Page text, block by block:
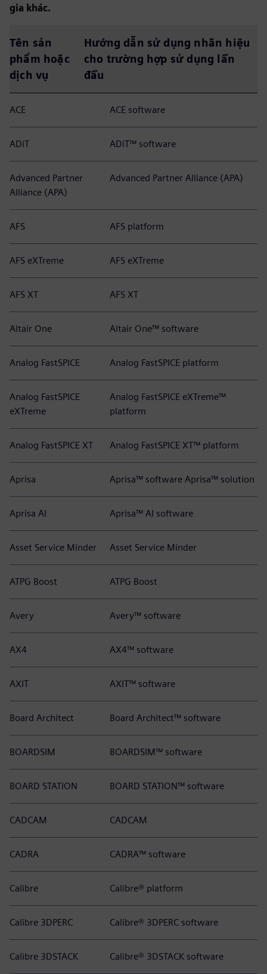
gia khác.
Tên sản
phẩm hoặc
dịch vụ
Hướng dẫn sử dụng nhãn hiệu
cho trường hợp sử dụng lần
đầu
ACE ACE software
ADiT ADiT™ software
Advanced Partner
Alliance (APA)
Advanced Partner Alliance (APA)
AFS AFS platform
AFS eXTreme AFS eXTreme
AFS XT AFS XT
Altair One Altair One™ software
Analog FastSPICE Analog FastSPICE platform
Analog FastSPICE
eXTreme
Analog FastSPICE eXTreme™
platform
Analog FastSPICE XT Analog FastSPICE XT™ platform
Aprisa Aprisa™ software Aprisa™ solution
Aprisa AI Aprisa™ AI software
Asset Service Minder Asset Service Minder
ATPG Boost ATPG Boost
Avery Avery™ software
AX4 AX4™ software
AXIT AXIT™ software
Board Architect Board Architect™ software
BOARDSIM BOARDSIM™ software
BOARD STATION BOARD STATION™ software
CADCAM CADCAM
CADRA CADRA™ software
Calibre Calibre® platform
Calibre 3DPERC Calibre® 3DPERC software
Calibre 3DSTACK Calibre® 3DSTACK software